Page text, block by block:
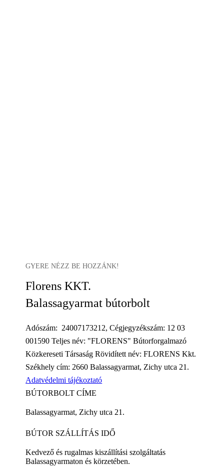
GYERE NÉZZ BE HOZZÁNK!
Florens KKT.
Balassagyarmat bútorbolt
Adószám: 24007173212, Cégjegyzékszám: 12 03
001590 Teljes név: "FLORENS" Bútorforgalmazó
Közkereseti Társaság Rövidített név: FLORENS Kkt.
Székhely cím: 2660 Balassagyarmat, Zichy utca 21.
Adatvédelmi tájékoztató
BÚTORBOLT CÍME
Balassagyarmat, Zichy utca 21.
BÚTOR SZÁLLÍTÁS IDŐ
Kedvező és rugalmas kiszállítási szolgáltatás
Balassagyarmaton és körzetében.